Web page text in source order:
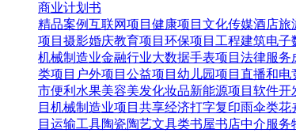
商业计划书
精品案例互联网项目 健康项目 文化传媒酒店旅
项目 摄影婚庆教育项目 环保项目 工程建筑电子
机械制造业金融行业大数据手表项目 法律服务
类项目 户外项目 公益项目 幼儿园项目 直播和电
市便利水果美容美发化妆品新能源项目 软件开
目 机械制造业项目 共享经济打字复印雨伞类花
目 运输工具陶瓷陶艺文具类书屋书店中介服务